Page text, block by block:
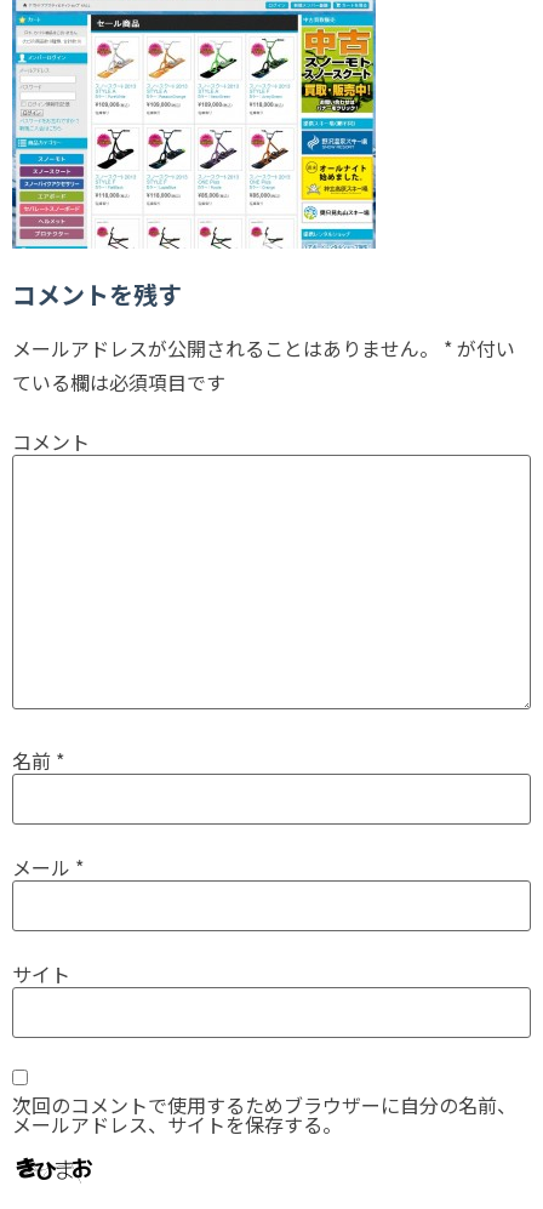
コメントを残す
メールアドレスが公開されることはありません。 *が付い
ている欄は必須項目です
コメント
名前 *
メール *
サイト
次回のコメントで使用するためブラウザーに自分の名前、
メールアドレス、サイトを保存する。